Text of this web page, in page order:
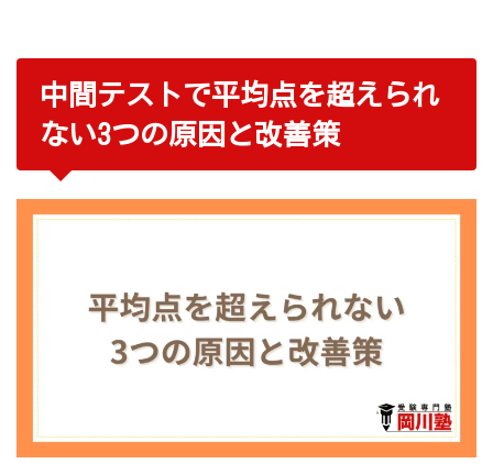
中間テストで平均点を超えられ
ない3つの原因と改善策